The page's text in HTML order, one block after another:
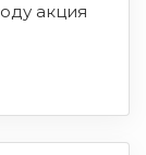
акция